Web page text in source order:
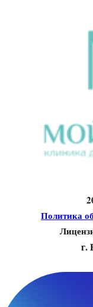
Политика
г.